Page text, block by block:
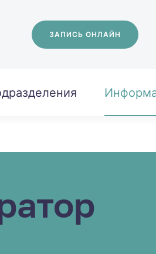
ЗАПИСЬ ОНЛАЙН